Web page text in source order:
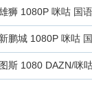
狮 1080P 咪咕 国
鹏城 1080P 咪咕
斯 1080 DAZN/咪